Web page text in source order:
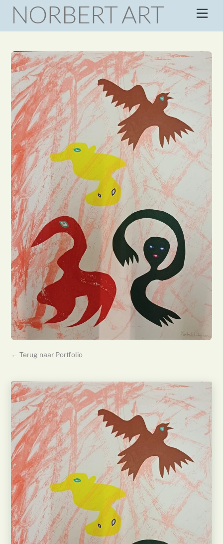
Skip
content
NORBERT ART
← Terug naar Portfolio